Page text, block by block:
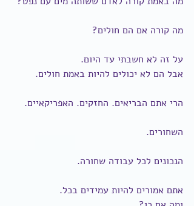
מה קורה אם הם חולים?
על זה לא חשבתי עד היום.
אבל הם לא יכולים להיות באמת חולים.
הרי אתם הבריאים. החזקים. האפריקאיים.
השחורים.
הנכונים לכל עבודה שחורה.
אתם אמורים להיות עמידים בכל.